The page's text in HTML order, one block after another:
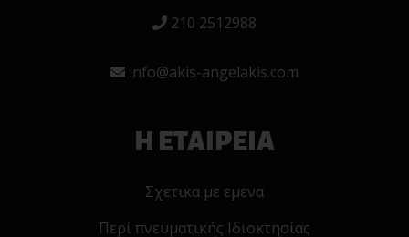
210 2512988
info@akis-angelakis.com
Η ΕΤΑΙΡΕΙΑ
Σχετικα με εμενα
Περί πνευματικής Ιδιοκτησίας